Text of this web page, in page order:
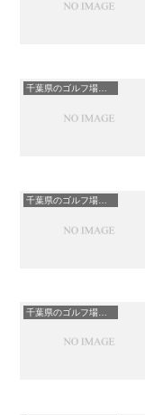
千葉県のゴルフ場一覧｜距離が長い・広いゴルフ場ランキング
千葉県のゴルフ場一覧｜距離が長い・広いゴルフ場ランキング
千葉県のゴルフ場一覧｜距離が長い・広いゴルフ場ランキング